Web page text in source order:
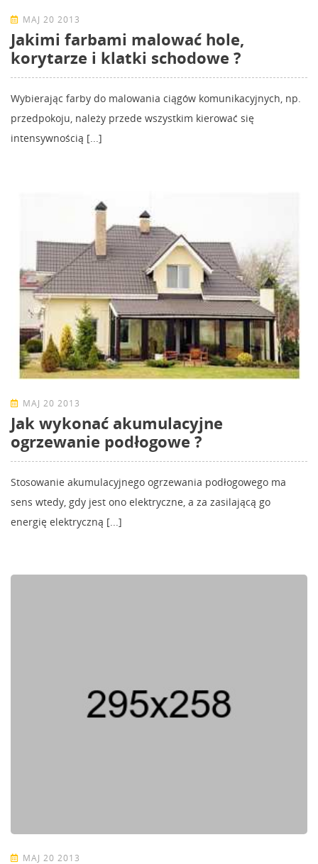
MAJ 20 2013
Jakimi farbami malować hole,
korytarze i klatki schodowe ?
Wybierając farby do malowania ciągów komunikacyjnych, np.
przedpokoju, należy przede wszystkim kierować się
intensywnością [...]
MAJ 20 2013
Jak wykonać akumulacyjne
ogrzewanie podłogowe ?
Stosowanie akumulacyjnego ogrzewania podłogowego ma
sens wtedy, gdy jest ono elektryczne, a za zasilającą go
energię elektryczną [...]
MAJ 20 2013